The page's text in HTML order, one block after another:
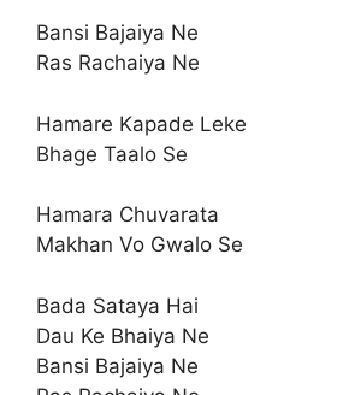
Bansi Bajaiya Ne
Ras Rachaiya Ne
Hamare Kapade Leke
Bhage Taalo Se
Hamara Chuvarata
Makhan Vo Gwalo Se
Bada Sataya Hai
Dau Ke Bhaiya Ne
Bansi Bajaiya Ne